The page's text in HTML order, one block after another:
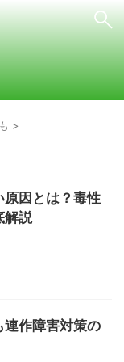
>
原因とは？毒性
解説
連作障害対策の